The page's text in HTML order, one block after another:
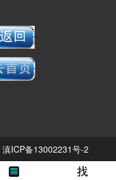
滇ICP备13002231号-2